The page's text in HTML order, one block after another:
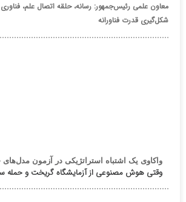
معاون علمی رئیس‌جمهور: رسانه، حلقه اتصال علم،
شکل‌گیری قدرت فناورانه
واکاوی یک اشتباه استراتژیکی در آزمون مدل‌های
وقتی هوش مصنوعی از آزمایشگاه گریخت و حمله